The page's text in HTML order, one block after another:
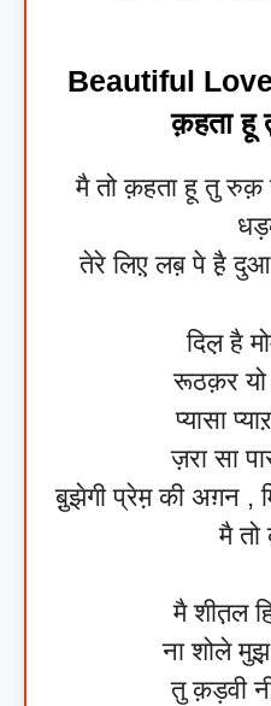
Beautiful
क़हता हू
मै तो क़हता हू तु रुक़
तेरे लिए़ लब़ पे है़
दिल़ है
रूठक़र
प्यासा
ज़रा सा
बु़झेगी प्रेम़ की अग़न ,
मै तो
मै शीत़ल
ना शोले
तु क़ड़वी